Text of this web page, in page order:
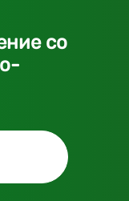
со